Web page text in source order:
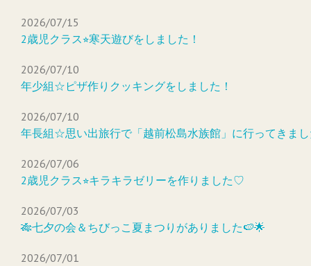
2026/07/15
2歳児クラス⭐︎寒天遊びをしました！
2026/07/10
年少組☆ピザ作りクッキングをしました！
2026/07/10
年長組☆思い出旅行で「越前松島水族館」に行ってきま
2026/07/06
2歳児クラス⭐︎キラキラゼリーを作りました♡
2026/07/03
🎋七夕の会＆ちびっこ夏まつりがありました🍉🌟
2026/07/01